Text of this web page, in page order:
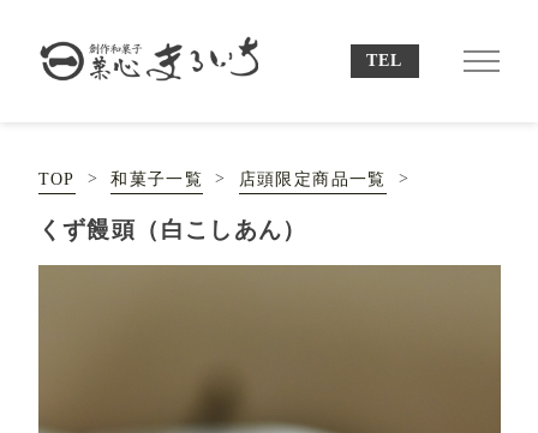
TOP 和菓子一覧 店頭限定商品一覧
くず饅頭（白こしあん）